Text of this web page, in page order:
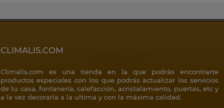
CLIMALIS.COM
Climalis.com es una tienda en la que podrás encontrarte
productos especiales con los que podrás actualizar los servicios
de tu casa, fontanería, calefacción, acristalamiento, puertas, etc y
a la vez decorarla a la ultima y con la máxima calidad.